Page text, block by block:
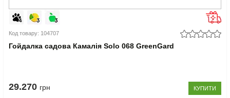
Код товару: 104707
Гойдалка садова Камалія Solo 068 GreenGard
29.270 грн КУПИТИ